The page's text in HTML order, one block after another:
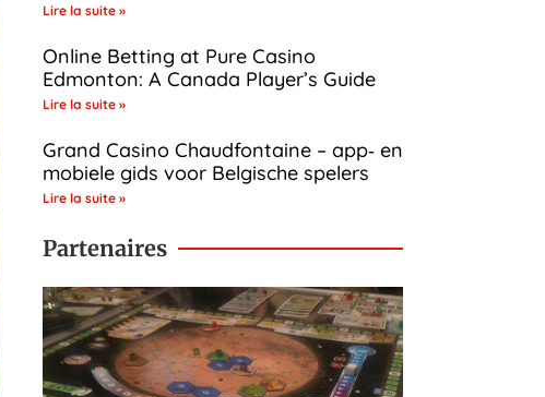
Lire la suite »
Online Betting at Pure Casino
Edmonton: A Canada Player’s Guide
Lire la suite »
Grand Casino Chaudfontaine – app‑ en
mobiele gids voor Belgische spelers
Lire la suite »
Partenaires